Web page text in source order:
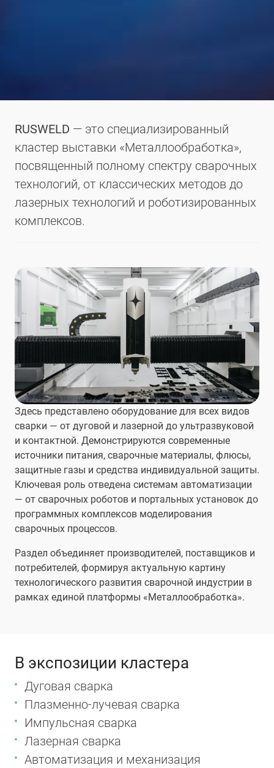
RUSWELD — это специализированный
кластер выставки «Металлообработка»,
посвященный полному спектру сварочных
технологий, от классических методов до
лазерных технологий и роботизированных
комплексов.
Здесь представлено оборудование для всех видов
сварки — от дуговой и лазерной до ультразвуковой
и контактной. Демонстрируются современные
источники питания, сварочные материалы, флюсы,
защитные газы и средства индивидуальной защиты.
Ключевая роль отведена системам автоматизации
— от сварочных роботов и портальных установок до
программных комплексов моделирования
сварочных процессов.
Раздел объединяет производителей, поставщиков и
потребителей, формируя актуальную картину
технологического развития сварочной индустрии в
рамках единой платформы «Металлообработка».
В экспозиции кластера
Дуговая сварка
Плазменно-лучевая сварка
Импульсная сварка
Лазерная сварка
Автоматизация и механизация